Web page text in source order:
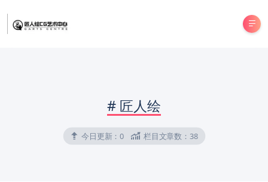
# 匠人绘
今日更新： 0 栏目文章数： 38